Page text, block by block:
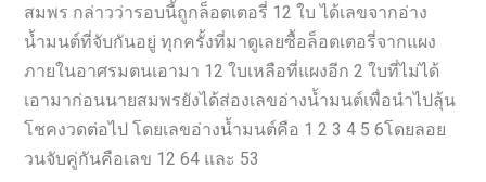
สมพร กล่าวว่ารอบนี้ถูกล็อตเตอรี่ 12 ใบ ได้เลขจากอ่าง
น้ำมนต์ที่จับกันอยู่ ทุกครั้งที่มาดูเลยซื้อล็อตเตอรี่จากแผง
ภายในอาศรมตนเอามา 12 ใบเหลือที่แผงอีก 2 ใบที่ไม่ได้
เอามาก่อนนายสมพรยังได้ส่องเลขอ่างน้ำมนต์เพื่อนำไปลุ้น
โชคงวดต่อไป โดยเลขอ่างน้ำมนต์คือ 1 2 3 4 5 6โดยลอย
วนจับคู่กันคือเลข 12 64 และ 53